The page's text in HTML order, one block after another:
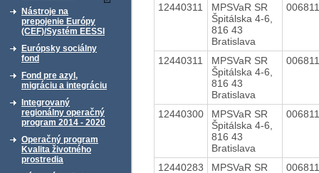
Nástroje na
prepojenie Európy
(CEF)/Systém EESSI
Európsky sociálny
fond
Fond pre azyl,
migráciu a integráciu
Integrovaný
regionálny operačný
program 2014 - 2020
Operačný program
Kvalita životného
prostredia
12440311
MPSVaR SR
Špitálska 4-6,
816 43
Bratislava
12440311
MPSVaR SR
Špitálska 4-6,
816 43
Bratislava
12440300
MPSVaR SR
Špitálska 4-6,
816 43
Bratislava
12440283
MPSVaR SR